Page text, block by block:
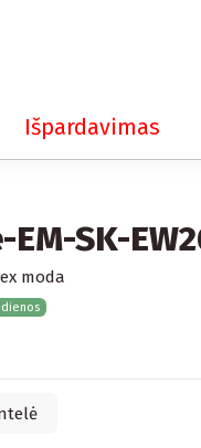
Išpardavimas
EM-SK-
ex moda